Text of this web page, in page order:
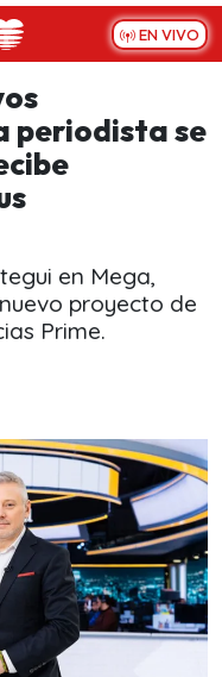
EN VIVO
periodista se
en Mega,
proyecto de
Prime.